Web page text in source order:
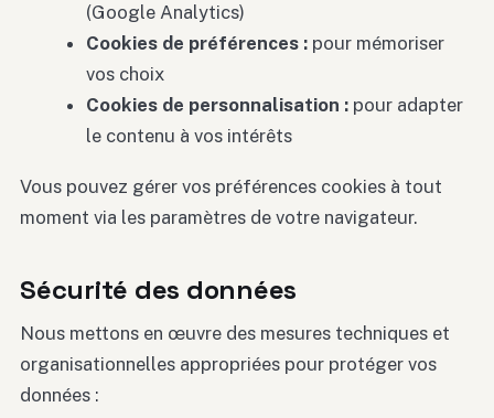
(Google Analytics)
Cookies de préférences :pour mémoriser
vos choix
Cookies de personnalisation :pour adapter
le contenu à vos intérêts
Vous pouvez gérer vos préférences cookies à tout
moment via les paramètres de votre navigateur.
Sécurité des données
Nous mettons en œuvre des mesures techniques et
organisationnelles appropriées pour protéger vos
données :